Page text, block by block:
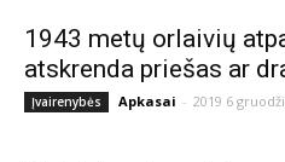
1943 metų orlaivių
atskrenda priešas ar
Įvairenybės Apkasai - 2019 6